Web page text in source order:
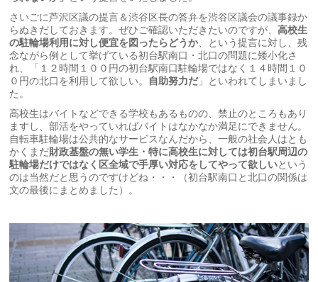
さいごに芦沢区議の提言＆渋谷区長の答弁を渋谷区議会の議事録か
らぬきだしておきます。ぜひご確認いただきたいのですが、高校生
の駐輪場利用に対し便宜を図ったらどうか、という提言に対し、残
念ながら例として挙げている初台駅南口・北口の問題に矮小化さ
れ、「１２時間１００円の初台駅南口駐輪場ではなく１４時間１０
０円の北口を利用して欲しい。 自助努力だ」といわれてしまいまし
た。
高校生はバイトなどできる学校もあるものの、禁止のところもあり
ますし、部活をやっていればバイトはなかなか満足にできません。
自転車駐輪場は公共的なサービスなんだから、一般の社会人はとも
かくまだ財政基盤の無い学生・特に高校生に対しては初台駅周辺の
駐輪場だけではなく区全域で手厚い対応をしてやって欲しいという
のは当然だと思うのですけどね・・・（初台駅南口と北口の関係は
文の最後にまとめました）。